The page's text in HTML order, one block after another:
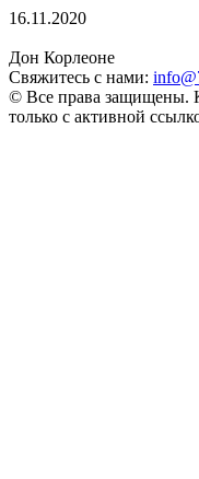
16.11.2020
Дон Корлеоне
Свяжитесь с нами:
© Все права защищены.
только с активной